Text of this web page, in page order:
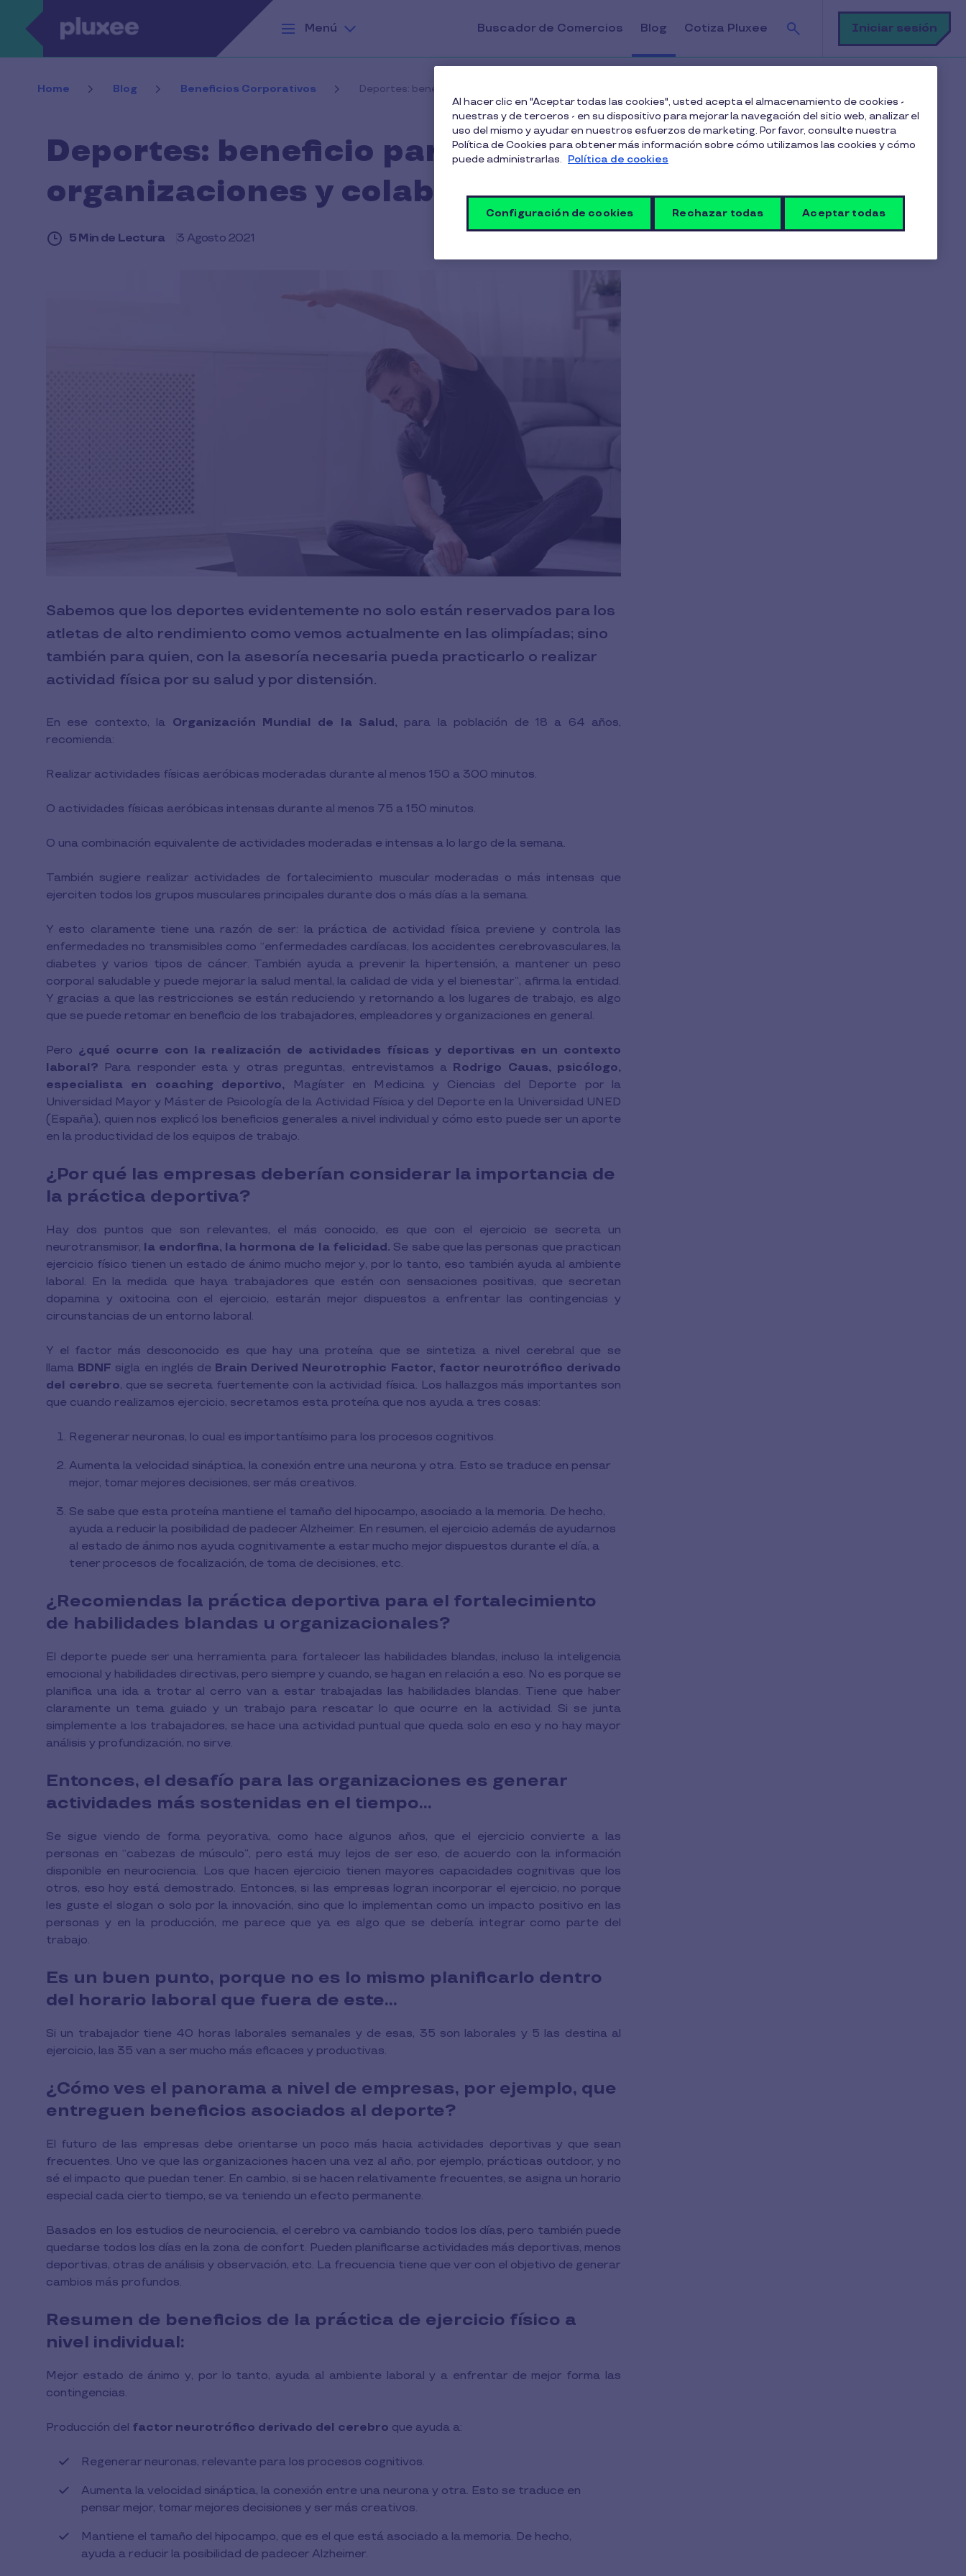
Pasar al contenido principal
Menú
Buscador de Comercios Blog Cotiza Pluxee
Buscar
Iniciar sesión
Home Blog Beneficios Corporativos Deportes: beneficio para organizaciones y colaboradores
Deportes: beneficio para
organizaciones y colaboradores
5 Min de Lectura 3 Agosto 2021
Sabemos que los deportes evidentemente no solo están reservados para los
atletas de alto rendimiento como vemos actualmente en las olimpíadas; sino
también para quien, con la asesoría necesaria pueda practicarlo o realizar
actividad física por su salud y por distensión.
En ese contexto, la Organización Mundial de la Salud, para la población de 18 a 64 años,
recomienda:
Realizar actividades físicas aeróbicas moderadas durante al menos 150 a 300 minutos.
O actividades físicas aeróbicas intensas durante al menos 75 a 150 minutos.
O una combinación equivalente de actividades moderadas e intensas a lo largo de la semana.
También sugiere realizar actividades de fortalecimiento muscular moderadas o más intensas que
ejerciten todos los grupos musculares principales durante dos o más días a la semana.
Y esto claramente tiene una razón de ser: la práctica de actividad física previene y controla las
enfermedades no transmisibles como “enfermedades cardíacas, los accidentes cerebrovasculares, la
diabetes y varios tipos de cáncer. También ayuda a prevenir la hipertensión, a mantener un peso
corporal saludable y puede mejorar la salud mental, la calidad de vida y el bienestar”, afirma la entidad.
Y gracias a que las restricciones se están reduciendo y retornando a los lugares de trabajo, es algo
que se puede retomar en beneficio de los trabajadores, empleadores y organizaciones en general.
Pero ¿qué ocurre con la realización de actividades físicas y deportivas en un contexto
laboral? Para responder esta y otras preguntas, entrevistamos a Rodrigo Cauas, psicólogo,
especialista en coaching deportivo, Magíster en Medicina y Ciencias del Deporte por la
Universidad Mayor y Máster de Psicología de la Actividad Física y del Deporte en la Universidad UNED
(España), quien nos explicó los beneficios generales a nivel individual y cómo esto puede ser un aporte
en la productividad de los equipos de trabajo.
¿Por qué las empresas deberían considerar la importancia de
la práctica deportiva?
Hay dos puntos que son relevantes, el más conocido, es que con el ejercicio se secreta un
neurotransmisor, la endorfina, la hormona de la felicidad. Se sabe que las personas que practican
ejercicio físico tienen un estado de ánimo mucho mejor y, por lo tanto, eso también ayuda al ambiente
laboral. En la medida que haya trabajadores que estén con sensaciones positivas, que secretan
dopamina y oxitocina con el ejercicio, estarán mejor dispuestos a enfrentar las contingencias y
circunstancias de un entorno laboral.
Y el factor más desconocido es que hay una proteína que se sintetiza a nivel cerebral que se
llama BDNF sigla en inglés de Brain Derived Neurotrophic Factor, factor neurotrófico derivado
del cerebro, que se secreta fuertemente con la actividad física. Los hallazgos más importantes son
que cuando realizamos ejercicio, secretamos esta proteína que nos ayuda a tres cosas:
Regenerar neuronas, lo cual es importantísimo para los procesos cognitivos.
Aumenta la velocidad sináptica, la conexión entre una neurona y otra. Esto se traduce en pensar
mejor, tomar mejores decisiones, ser más creativos.
Se sabe que esta proteína mantiene el tamaño del hipocampo, asociado a la memoria. De hecho,
ayuda a reducir la posibilidad de padecer Alzheimer. En resumen, el ejercicio además de ayudarnos
al estado de ánimo nos ayuda cognitivamente a estar mucho mejor dispuestos durante el día, a
tener procesos de focalización, de toma de decisiones, etc.
¿Recomiendas la práctica deportiva para el fortalecimiento
de habilidades blandas u organizacionales?
El deporte puede ser una herramienta para fortalecer las habilidades blandas, incluso la inteligencia
emocional y habilidades directivas, pero siempre y cuando, se hagan en relación a eso. No es porque se
planifica una ida a trotar al cerro van a estar trabajadas las habilidades blandas. Tiene que haber
claramente un tema guiado y un trabajo para rescatar lo que ocurre en la actividad. Si se junta
simplemente a los trabajadores, se hace una actividad puntual que queda solo en eso y no hay mayor
análisis y profundización, no sirve.
Entonces, el desafío para las organizaciones es generar
actividades más sostenidas en el tiempo…
Se sigue viendo de forma peyorativa, como hace algunos años, que el ejercicio convierte a las
personas en “cabezas de músculo”, pero está muy lejos de ser eso, de acuerdo con la información
disponible en neurociencia. Los que hacen ejercicio tienen mayores capacidades cognitivas que los
otros, eso hoy está demostrado. Entonces, si las empresas logran incorporar el ejercicio, no porque
les guste el slogan o solo por la innovación, sino que lo implementan como un impacto positivo en las
personas y en la producción, me parece que ya es algo que se debería integrar como parte del
trabajo.
Es un buen punto, porque no es lo mismo planificarlo dentro
del horario laboral que fuera de este…
Si un trabajador tiene 40 horas laborales semanales y de esas, 35 son laborales y 5 las destina al
ejercicio, las 35 van a ser mucho más eficaces y productivas.
¿Cómo ves el panorama a nivel de empresas, por ejemplo, que
entreguen beneficios asociados al deporte?
El futuro de las empresas debe orientarse un poco más hacia actividades deportivas y que sean
frecuentes. Uno ve que las organizaciones hacen una vez al año, por ejemplo, prácticas outdoor, y no
sé el impacto que puedan tener. En cambio, si se hacen relativamente frecuentes, se asigna un horario
especial cada cierto tiempo, se va teniendo un efecto permanente.
Basados en los estudios de neurociencia, el cerebro va cambiando todos los días, pero también puede
quedarse todos los días en la zona de confort. Pueden planificarse actividades más deportivas, menos
deportivas, otras de análisis y observación, etc. La frecuencia tiene que ver con el objetivo de generar
cambios más profundos.
Resumen de beneficios de la práctica de ejercicio físico a
nivel individual:
Mejor estado de ánimo y, por lo tanto, ayuda al ambiente laboral y a enfrentar de mejor forma las
contingencias.
Producción del factor neurotrófico derivado del cerebro que ayuda a:
Regenerar neuronas, relevante para los procesos cognitivos.
Aumenta la velocidad sináptica, la conexión entre una neurona y otra. Esto se traduce en
pensar mejor, tomar mejores decisiones y ser más creativos.
Mantiene el tamaño del hipocampo, que es el que está asociado a la memoria. De hecho,
ayuda a reducir la posibilidad de padecer Alzheimer.
Suscríbete a nuestro blog
Al hacer clic en "Aceptar todas las cookies", usted acepta el almacenamiento de cookies -
nuestras y de terceros - en su dispositivo para mejorar la navegación del sitio web, analizar el
uso del mismo y ayudar en nuestros esfuerzos de marketing. Por favor, consulte nuestra
Política de Cookies para obtener más información sobre cómo utilizamos las cookies y cómo
puede administrarlas. Política de cookies
Configuración de cookies Rechazar todas Aceptar todas